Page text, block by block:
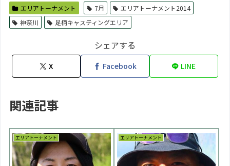
エリアトーナメント 7月
エリアトーナメント2014
神奈川
足柄キャスティングエリア
シェアする
X Facebook LINE
関連記事
エリアトーナメント エリアトーナメント